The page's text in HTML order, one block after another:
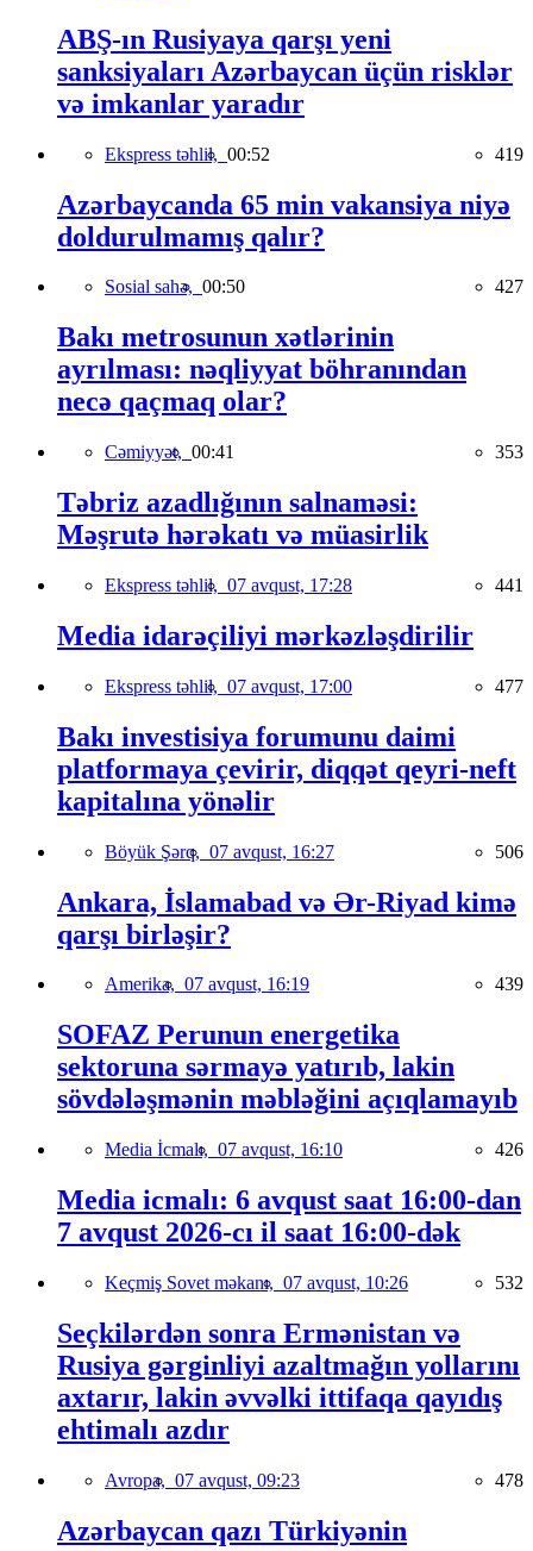
ABŞ-ın Rusiyaya qarşı yeni
sanksiyaları Azərbaycan üçün risklər
və imkanlar yaradır
Ekspress təhlil, 00:52 419
Azərbaycanda 65 min vakansiya niyə
doldurulmamış qalır?
Sosial sahə, 00:50 427
Bakı metrosunun xətlərinin
ayrılması: nəqliyyat böhranından
necə qaçmaq olar?
Cəmiyyət, 00:41 353
Təbriz azadlığının salnaməsi:
Məşrutə hərəkatı və müasirlik
Ekspress təhlil, 07 avqust, 17:28 441
Media idarəçiliyi mərkəzləşdirilir
Ekspress təhlil, 07 avqust, 17:00 477
Bakı investisiya forumunu daimi
platformaya çevirir, diqqət qeyri-neft
kapitalına yönəlir
Böyük Şərq, 07 avqust, 16:27 506
Ankara, İslamabad və Ər-Riyad kimə
qarşı birləşir?
Amerika, 07 avqust, 16:19 439
SOFAZ Perunun energetika
sektoruna sərmayə yatırıb, lakin
sövdələşmənin məbləğini açıqlamayıb
Media İcmalı, 07 avqust, 16:10 426
Media icmalı: 6 avqust saat 16:00-dan
7 avqust 2026-cı il saat 16:00-dək
Keçmiş Sovet məkanı, 07 avqust, 10:26 532
Seçkilərdən sonra Ermənistan və
Rusiya gərginliyi azaltmağın yollarını
axtarır, lakin əvvəlki ittifaqa qayıdış
ehtimalı azdır
Avropa, 07 avqust, 09:23 478
Azərbaycan qazı Türkiyənin